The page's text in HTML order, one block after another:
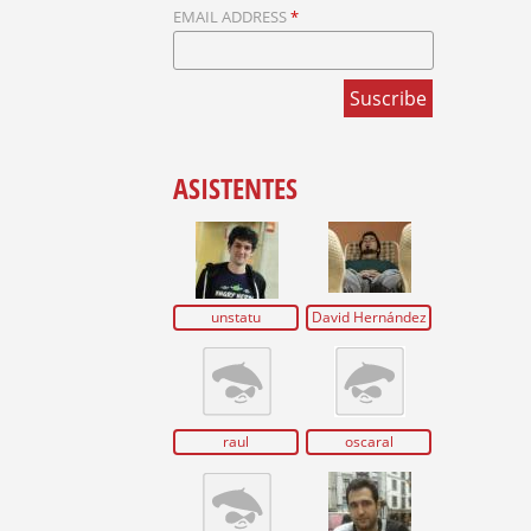
U
E
D
EMAIL ADDRESS*
ASISTENTES
unstatu David Hernández
raul oscaral